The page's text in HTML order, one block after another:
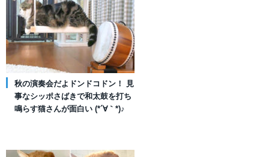
秋の演奏会だよドンドコドン！ 見
事なシッポさばきで和太鼓を打ち
鳴らす猫さんが面白い (*´∀｀*)♪